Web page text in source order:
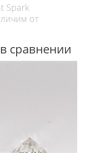
Spark
от
сравнении